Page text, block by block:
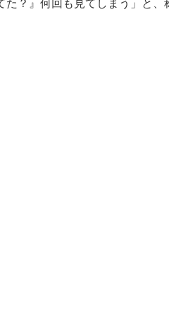
た？』何回も見てしまう」と、